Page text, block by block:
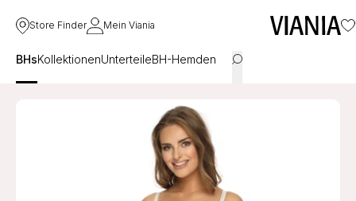
Store Finder Mein Viania
BHsKollektionenUnterteileBH-Hemden